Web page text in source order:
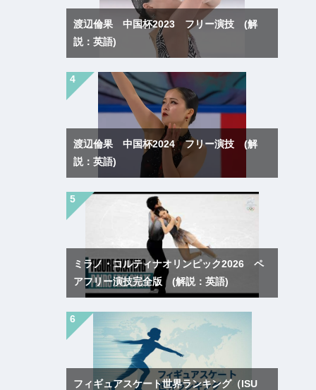
渡辺倫果 中国杯2023 フリー演技 (解
説：英語)
渡辺倫果 中国杯2024 フリー演技 (解
説：英語)
ミラノ・コルティナオリンピック2026 ペ
アフリー演技完全版 (解説：英語)
フィギュアスケート世界ランキング（ISU